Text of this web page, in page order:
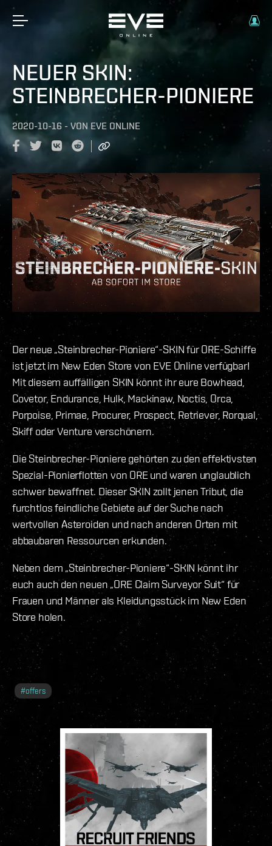
NEUER SKIN:
STEINBRECHER-PIONIERE
2020-10-16 - VON EVE ONLINE
Der neue „Steinbrecher-Pioniere“-SKIN für ORE-Schiffe
ist jetzt im New Eden Store von EVE Online verfügbar!
Mit diesem auffälligen SKIN könnt ihr eure Bowhead,
Covetor, Endurance, Hulk, Mackinaw, Noctis, Orca,
Porpoise, Primae, Procurer, Prospect, Retriever, Rorqual,
Skiff oder Venture verschönern.
Die Steinbrecher-Pioniere gehörten zu den effektivsten
Spezial-Pionierflotten von ORE und waren unglaublich
schwer bewaffnet. Dieser SKIN zollt jenen Tribut, die
furchtlos feindliche Gebiete auf der Suche nach
wertvollen Asteroiden und nach anderen Orten mit
abbaubaren Ressourcen erkunden.
Neben dem „Steinbrecher-Pioniere“-SKIN könnt ihr
euch auch den neuen „ORE Claim Surveyor Suit“ für
Frauen und Männer als Kleidungsstück im New Eden
Store holen.
#offers